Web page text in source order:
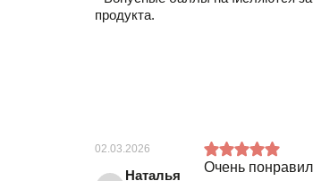
продукта.
02.03.2026
Наталья
Очень